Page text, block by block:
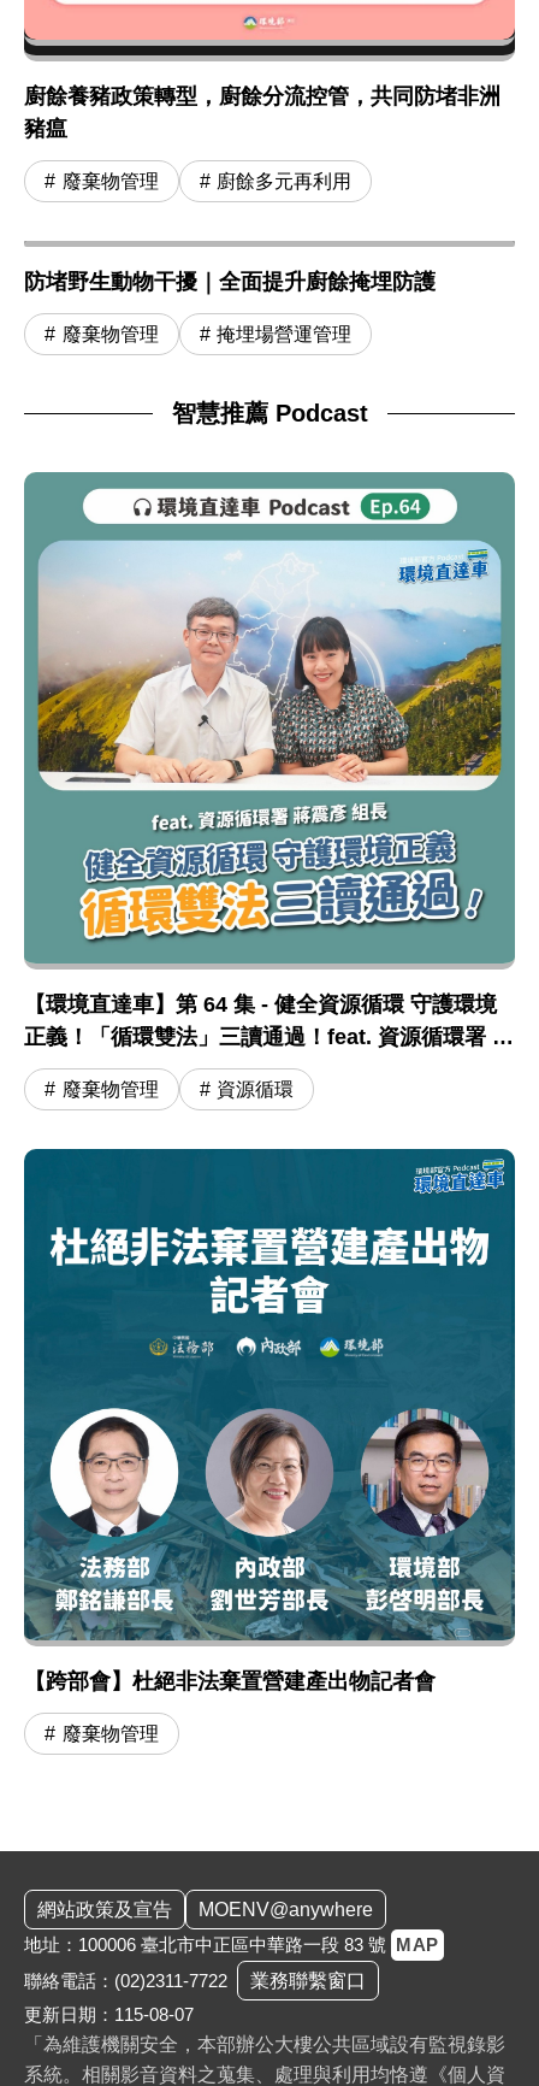
廚餘養豬政策轉型，廚餘分流控管，共同防堵非洲
豬瘟
廢棄物管理 廚餘多元再利用
防堵野生動物干擾｜全面提升廚餘掩埋防護
廢棄物管理 掩埋場營運管理
智慧推薦 Podcast
【環境直達車】第 64 集 - 健全資源循環 守護環境
正義！「循環雙法」三讀通過！feat. 資源循環署 蔣
震彥組長
廢棄物管理 資源循環
【跨部會】杜絕非法棄置營建產出物記者會
廢棄物管理
網站政策及宣告
MOENV@anywhere
地址：100006 臺北市中正區中華路一段 83 號 MAP
聯絡電話： (02)2311-7722
業務聯繫窗口
更新日期：115-08-07
「為維護機關安全，本部辦公大樓公共區域設有監視錄影
系統。相關影音資料之蒐集、處理與利用均恪遵《個人資